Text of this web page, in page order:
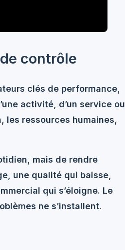
contrôle
clés de performance,
activité, d’un service ou
les ressources humaines,
mais de rendre
une qualité qui baisse,
qui s’éloigne. Le
ne s’installent.